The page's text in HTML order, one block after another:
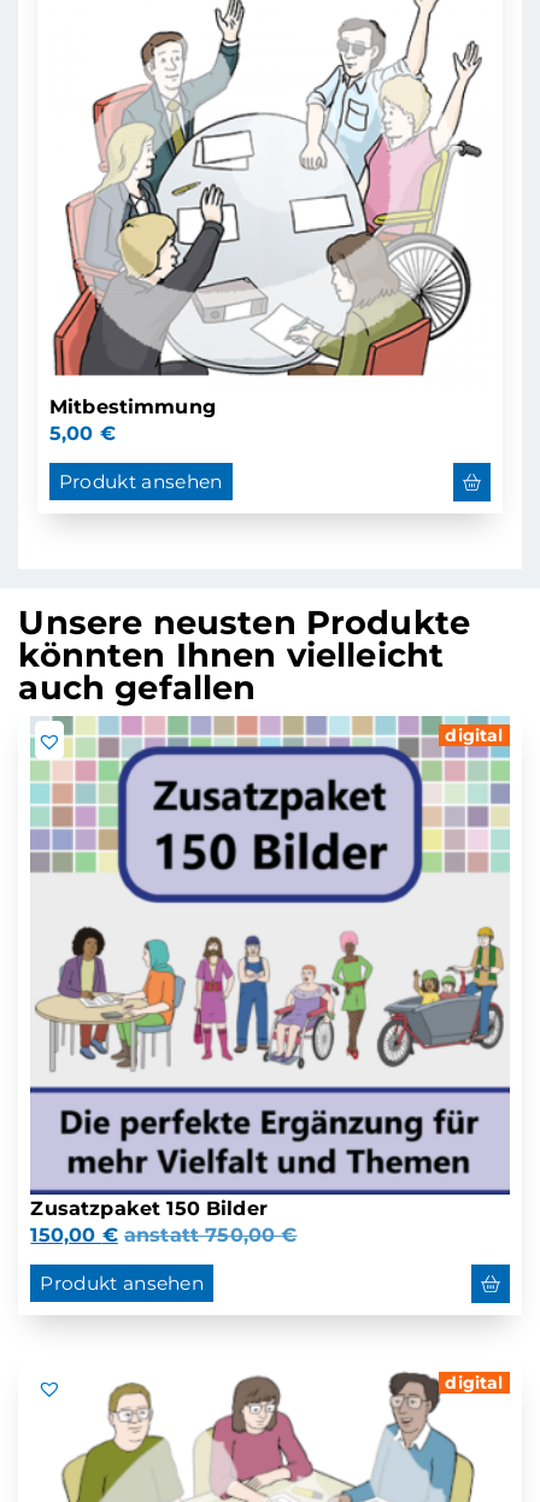
Mitbestimmung
5,00 €
Produkt ansehen
Unsere neusten Produkte
könnten Ihnen vielleicht
auch gefallen
digital
Zusatzpaket 150 Bilder
150,00 € anstatt750,00€
Produkt ansehen
digital